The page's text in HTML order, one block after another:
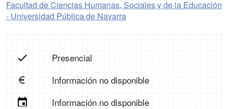
Facultad de Ciencias Humanas, Sociales y de la Educación
- Universidad Pública de Navarra
Presencial
Información no disponible
Información no disponible